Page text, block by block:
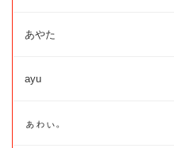
あやた
ayu
ぁゎぃ。